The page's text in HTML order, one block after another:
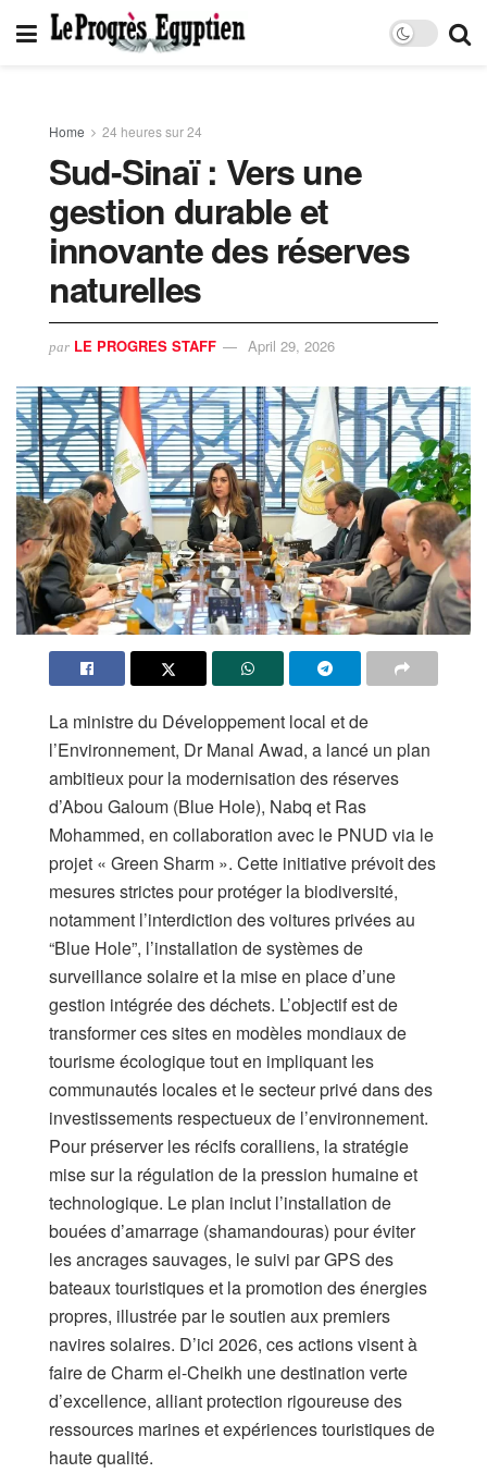
Home 24 heures sur 24
Sud-Sinaï : Vers une
gestion durable et
innovante des réserves
naturelles
par LE PROGRES STAFF April 29, 2026
La ministre du Développement local et de
l’Environnement, Dr Manal Awad, a lancé un plan
ambitieux pour la modernisation des réserves
d’Abou Galoum (Blue Hole), Nabq et Ras
Mohammed, en collaboration avec le PNUD via le
projet « Green Sharm ». Cette initiative prévoit des
mesures strictes pour protéger la biodiversité,
notamment l’interdiction des voitures privées au
“Blue Hole”, l’installation de systèmes de
surveillance solaire et la mise en place d’une
gestion intégrée des déchets. L’objectif est de
transformer ces sites en modèles mondiaux de
tourisme écologique tout en impliquant les
communautés locales et le secteur privé dans des
investissements respectueux de l’environnement.
​Pour préserver les récifs coralliens, la stratégie
mise sur la régulation de la pression humaine et
technologique. Le plan inclut l’installation de
bouées d’amarrage (shamandouras) pour éviter
les ancrages sauvages, le suivi par GPS des
bateaux touristiques et la promotion des énergies
propres, illustrée par le soutien aux premiers
navires solaires. D’ici 2026, ces actions visent à
faire de Charm el-Cheikh une destination verte
d’excellence, alliant protection rigoureuse des
ressources marines et expériences touristiques de
haute qualité.